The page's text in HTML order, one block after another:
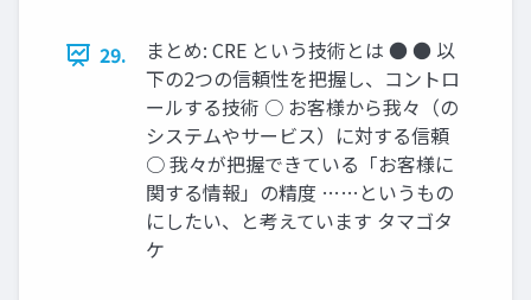
29.
まとめ: CRE という技術とは ● ● 以
下の2つの信頼性を把握し、コントロ
ールする技術 ○ お客様から我々（の
システムやサービス）に対する信頼
○ 我々が把握できている「お客様に
関する情報」の精度 ……というもの
にしたい、と考えています タマゴタ
ケ